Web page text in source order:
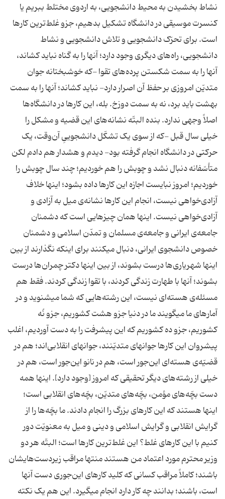
نشاط بخشیدن به محیط دانشجویی، به اردوی مختلط ببریم یا
کنسرت موسیقی در دانشگاه تشکیل بدهیم، جزو غلط‌ترین کارها
است. برای تحرّک دانشجویی و تلاش دانشجویی و نشاط
دانشجویی، راه‌های دیگری وجود دارد؛ آنها را به گناه نباید کشاند،
آنها را به سمت شکستن پرده‌های تقوا -که خوشبختانه جوان
متدیّن امروزی بر حفظ آن اصرار دارد- نباید کشاند؛ آنها را به سمت
بهشت باید برد، نه به سمت دوزخ. بله، این کارها در دانشگاه‌ها
اصلاً وجهی ندارد. بنده البتّه نشانه‌های این قضیه و مشکل را
خیلی سال قبل -که از سوی یک تشکّل دانشجوییِ آن‌وقت، یک
حرکتی در دانشگاه انجام گرفته بود- دیدم و هشدار هم دادم لکن
متأسّفانه دنبال نشد و چوبش را هم خوردیم؛ چند سال چوبش را
خوردیم؛ امروز نبایست اجازه این کارها داده بشود؛ اینها خلاف
آزادی‌خواهی نیست، انجام این کارها نشانه‌ی میل به آزادی و
آزادی‌خواهی نیست. اینها همان چیزهایی است که دشمنان
جامعه‌ی ایرانی و جامعه‌ی مسلمان و تمدّن اسلامی و دشمنان
خصوص دانشجوی ایرانی، دنبال میکنند برای اینکه نگذارند از بین
اینها شهریاری‌ها درست بشوند، از بین اینها دکتر چمران‌ها درست
بشوند؛ آنها با طهارت زندگی کردند، با تقوا زندگی کردند. فقط هم
مسئله‌ی هسته‌ای نیست، این رشته‌هایی که شما میشنوید و در
آمارهای ما میگویند ما در دنیا جزو هشت کشوریم، جزو نُه
کشوریم، جزو ده کشوریم که این پیشرفت را به دست آوردیم، اغلب
پیشروان این کارها جوانهای متدیّنند، جوانهای انقلابی‌اند؛ هم در
قضیّه‌ی هسته‌ای این‌جور است، هم در نانو این‌جور است، هم در
خیلی از رشته‌های دیگر تحقیقی که امروز [وجود دارد]. اینها همه
دست بچّه‌های مؤمن، بچّه‌های متدیّن، بچّه‌های انقلابی است؛
اینها هستند که این کارهای بزرگ را انجام دادند. ما بچّه‌ها را از
گرایش انقلابی و گرایش اسلامی و دینی و میل به معنویّت دور
کنیم با این کارهای غلط؟ این غلط‌ترین کارها است؛ البتّه هر دو
وزیر محترم مورد اعتماد من هستند منتها مراقب زیردست‌هایشان
باشند؛ کاملاً مراقب کسانی که کلید کارهای این‌جوری دست آنها
است، باشند؛ بدانند چه کار دارد انجام میگیرد. این هم یک نکته